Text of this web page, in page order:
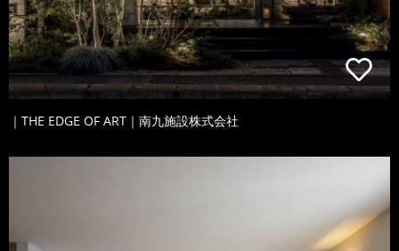
｜THE EDGE OF ART｜南九施設株式会社